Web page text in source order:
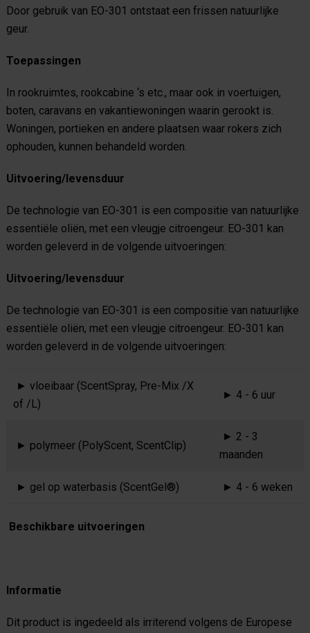
Door gebruik van EO-301 ontstaat een frissen natuurlijke
geur.
Toepassingen
In rookruimtes, rookcabine ‘s etc., maar ook in voertuigen,
boten, caravans en vakantiewoningen waarin gerookt is.
Woningen, portieken en andere plaatsen waar rokers zich
ophouden, kunnen behandeld worden.
Uitvoering/levensduur
De technologie van EO-301 is een compositie van natuurlijke
essentiële oliën, met een vleugje citroengeur. EO-301 kan
worden geleverd in de volgende uitvoeringen:
Uitvoering/levensduur
De technologie van EO-301 is een compositie van natuurlijke
essentiële oliën, met een vleugje citroengeur. EO-301 kan
worden geleverd in de volgende uitvoeringen:
► vloeibaar (ScentSpray, Pre-Mix /X
of /L)
► 4 - 6 uur
► polymeer (PolyScent, ScentClip)
► 2 - 3
maanden
► gel op waterbasis (ScentGel®) ► 4 - 6 weken
Beschikbare uitvoeringen
Informatie
Dit product is ingedeeld als irriterend volgens de Europese